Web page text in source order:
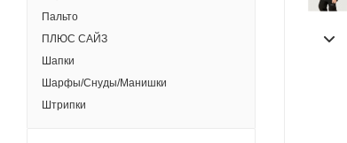
Пальто
ПЛЮС САЙЗ
Шапки
Шарфы/Снуды/Манишки
Штрипки